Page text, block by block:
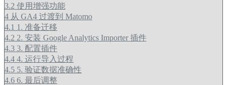
3.2 使用增强功能
4 从 GA4 过渡到 Matomo
4.1 1. 准备迁移
4.2 2. 安装 Google Analytics Importer 插件
4.3 3. 配置插件
4.4 4. 运行导入过程
4.5 5. 验证数据准确性
4.6 6. 最后调整